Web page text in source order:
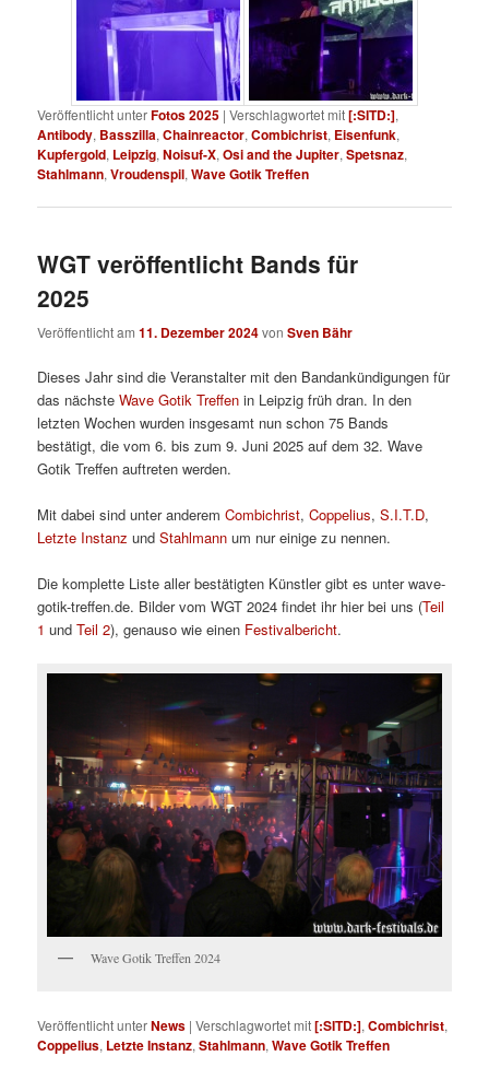
Veröffentlicht unterFotos 2025 |Verschlagwortet mit[:SITD:],
Antibody, Basszilla,Chainreactor,Combichrist, Eisenfunk,
Kupfergold, Leipzig,Noisuf-X,Osi and the Jupiter,Spetsnaz,
Stahlmann,Vroudenspil,Wave Gotik Treffen
WGT veröffentlicht Bands für
2025
Veröffentlicht am11. Dezember 2024vonSven Bähr
Dieses Jahr sind die Veranstalter mit den Bandankündigungen für
das nächsteWave Gotik Treffen in Leipzig früh dran. In den
letzten Wochen wurden insgesamt nun schon 75 Bands
bestätigt, die vom 6. bis zum 9. Juni 2025 auf dem 32. Wave
Gotik Treffen auftreten werden.
Mit dabei sind unter anderemCombichrist,Coppelius,S.I.T.D,
Letzte Instanz undStahlmannum nur einige zu nennen.
Die komplette Liste aller bestätigten Künstler gibt es unter wave-
gotik-treffen.de. Bilder vom WGT 2024 findet ihr hier bei uns (Teil
1undTeil 2), genauso wie einen Festivalbericht.
Wave Gotik Treffen 2024
Veröffentlicht unterNews |Verschlagwortet mit[:SITD:],Combichrist,
Coppelius, Letzte Instanz,Stahlmann,Wave Gotik Treffen